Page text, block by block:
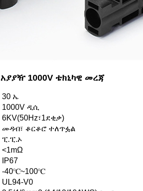
1000V ቴክኒካዊ መረጃ
30 ኤ
1000V ዲሲ
6KV(50Hz፣1ደቂቃ)
መዳብ፣ ቆርቆሮ ተለጥፏል
ፒ.ፒ.ኦ
<1mΩ
IP67
-40℃~100℃
UL94-V0